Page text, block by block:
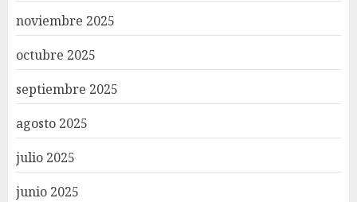
noviembre 2025
octubre 2025
septiembre 2025
agosto 2025
julio 2025
junio 2025